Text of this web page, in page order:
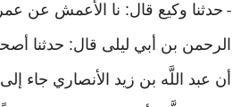
- حدثنا وكيع قال: نا الأعمش عن
الرحمن بن أبي ليلى قال: حدثنا
أن عبد اللَّه بن زيد الأنصاري جاء